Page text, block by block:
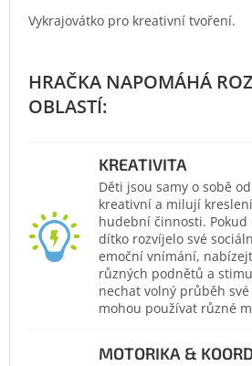
Vykrajovátko pro kreativní tvoření.
KREATIVITA
Děti jsou samy o sobě
kreativní a milují
hudební činnosti. Pokud
dítko rozvíjelo své
emoční vnímání,
různých podnětů a
nechat volný průběh
mohou používat různé
MOTORIKA &